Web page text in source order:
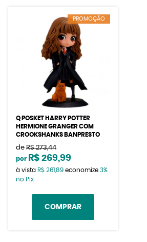
PROMOÇÃO
Q POSKET HARRY POTTER
HERMIONE GRANGER COM
CROOKSHANKS BANPRESTO
de R$ 273,44
por R$ 269,99
à vista R$ 261,89 economize3%
no Pix
COMPRAR